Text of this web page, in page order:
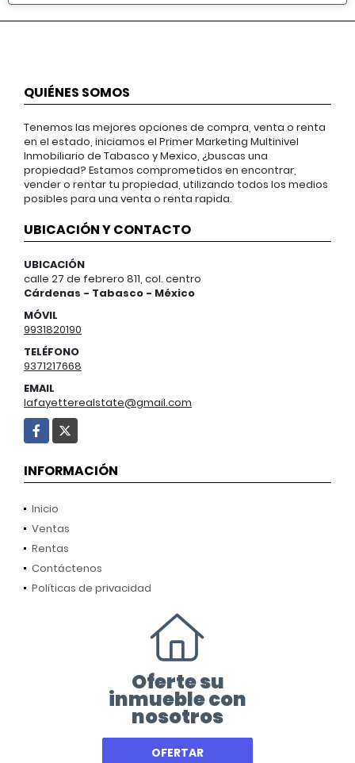
QUIÉNES SOMOS
Tenemos las mejores opciones de compra, venta o renta
en el estado, iniciamos el Primer Marketing Multinivel
Inmobiliario de Tabasco y Mexico, ¿buscas una
propiedad? Estamos comprometidos en encontrar,
vender o rentar tu propiedad, utilizando todos los medios
posibles para una venta o renta rapida.
UBICACIÓN Y CONTACTO
UBICACIÓN
calle 27 de febrero 811, col. centro
Cárdenas - Tabasco - México
MÓVIL
9931820190
TELÉFONO
9371217668
EMAIL
lafayetterealstate@gmail.com
Facebook
X
INFORMACIÓN
Inicio
Ventas
Rentas
Contáctenos
Políticas de privacidad
Oferte su
inmueble con
nosotros
OFERTAR